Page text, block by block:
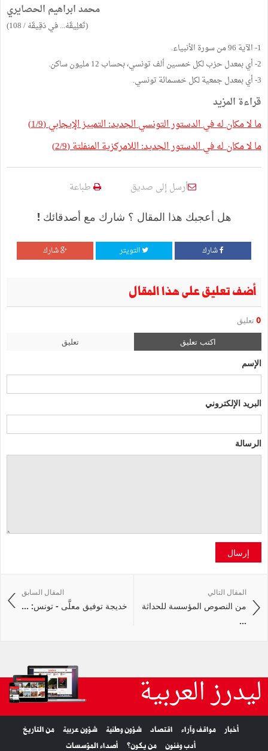
محمد ابراهيم الحصايري
(تَعْلِيقَهْ... في دَقِيقَهْ / 108)
1- الآية 96 من سورة الأنبياء.
2- أي بمعدل حزب لكل خمسين ألف تونسي، بحساب 12 مليون ساكن.
3- أي بمعدل جمعية لكل خمسمائة تونسي.
قراءة المزيد
ما لا مكان له في الدستور التونسي الجديد: التمييز الإيجابي (1/9)
ما لا مكان له في الدستور الجديد: اللامركزية المنفلتة (2/9)
أرسل إلى صديق طباعة
هل أعجبك هذا المقال ؟ شارك مع أصدقائك !
شارك التويتر شارك
أضف تعليق على هذا المقال
0 تعليق
اكتب تعليق تعليق
الإسم
البريد الإلكتروني
الرسالة
إرسال
المقال السابق
خديجة توفيق معلَّى - تونس: ...
المقال التالي
من النصوص المؤسسة للحداثة
...
ليدرز العربية
أخبار مواقف وآراء اقتصاد شؤون وطنية شؤون عربية
من التاريخ
أدب وفنون
من يكون؟ أصداء المؤسسات